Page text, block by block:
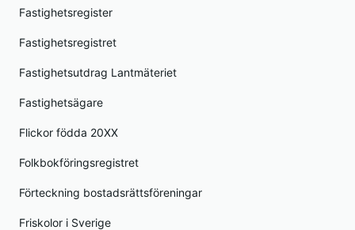
Fastighetsregister
Fastighetsregistret
Fastighetsutdrag Lantmäteriet
Fastighetsägare
Flickor födda 20XX
Folkbokföringsregistret
Förteckning bostadsrättsföreningar
Friskolor i Sverige